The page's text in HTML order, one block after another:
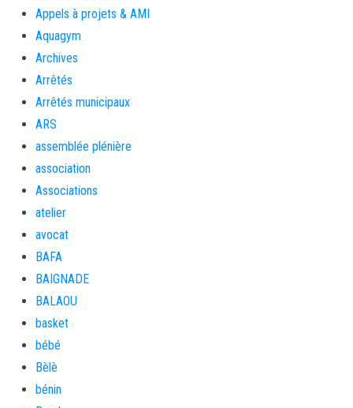
Appels à projets & AMI
Aquagym
Archives
Arrêtés
Arrêtés municipaux
ARS
assemblée plénière
association
Associations
atelier
avocat
BAFA
BAIGNADE
BALAOU
basket
bébé
Bèlè
bénin